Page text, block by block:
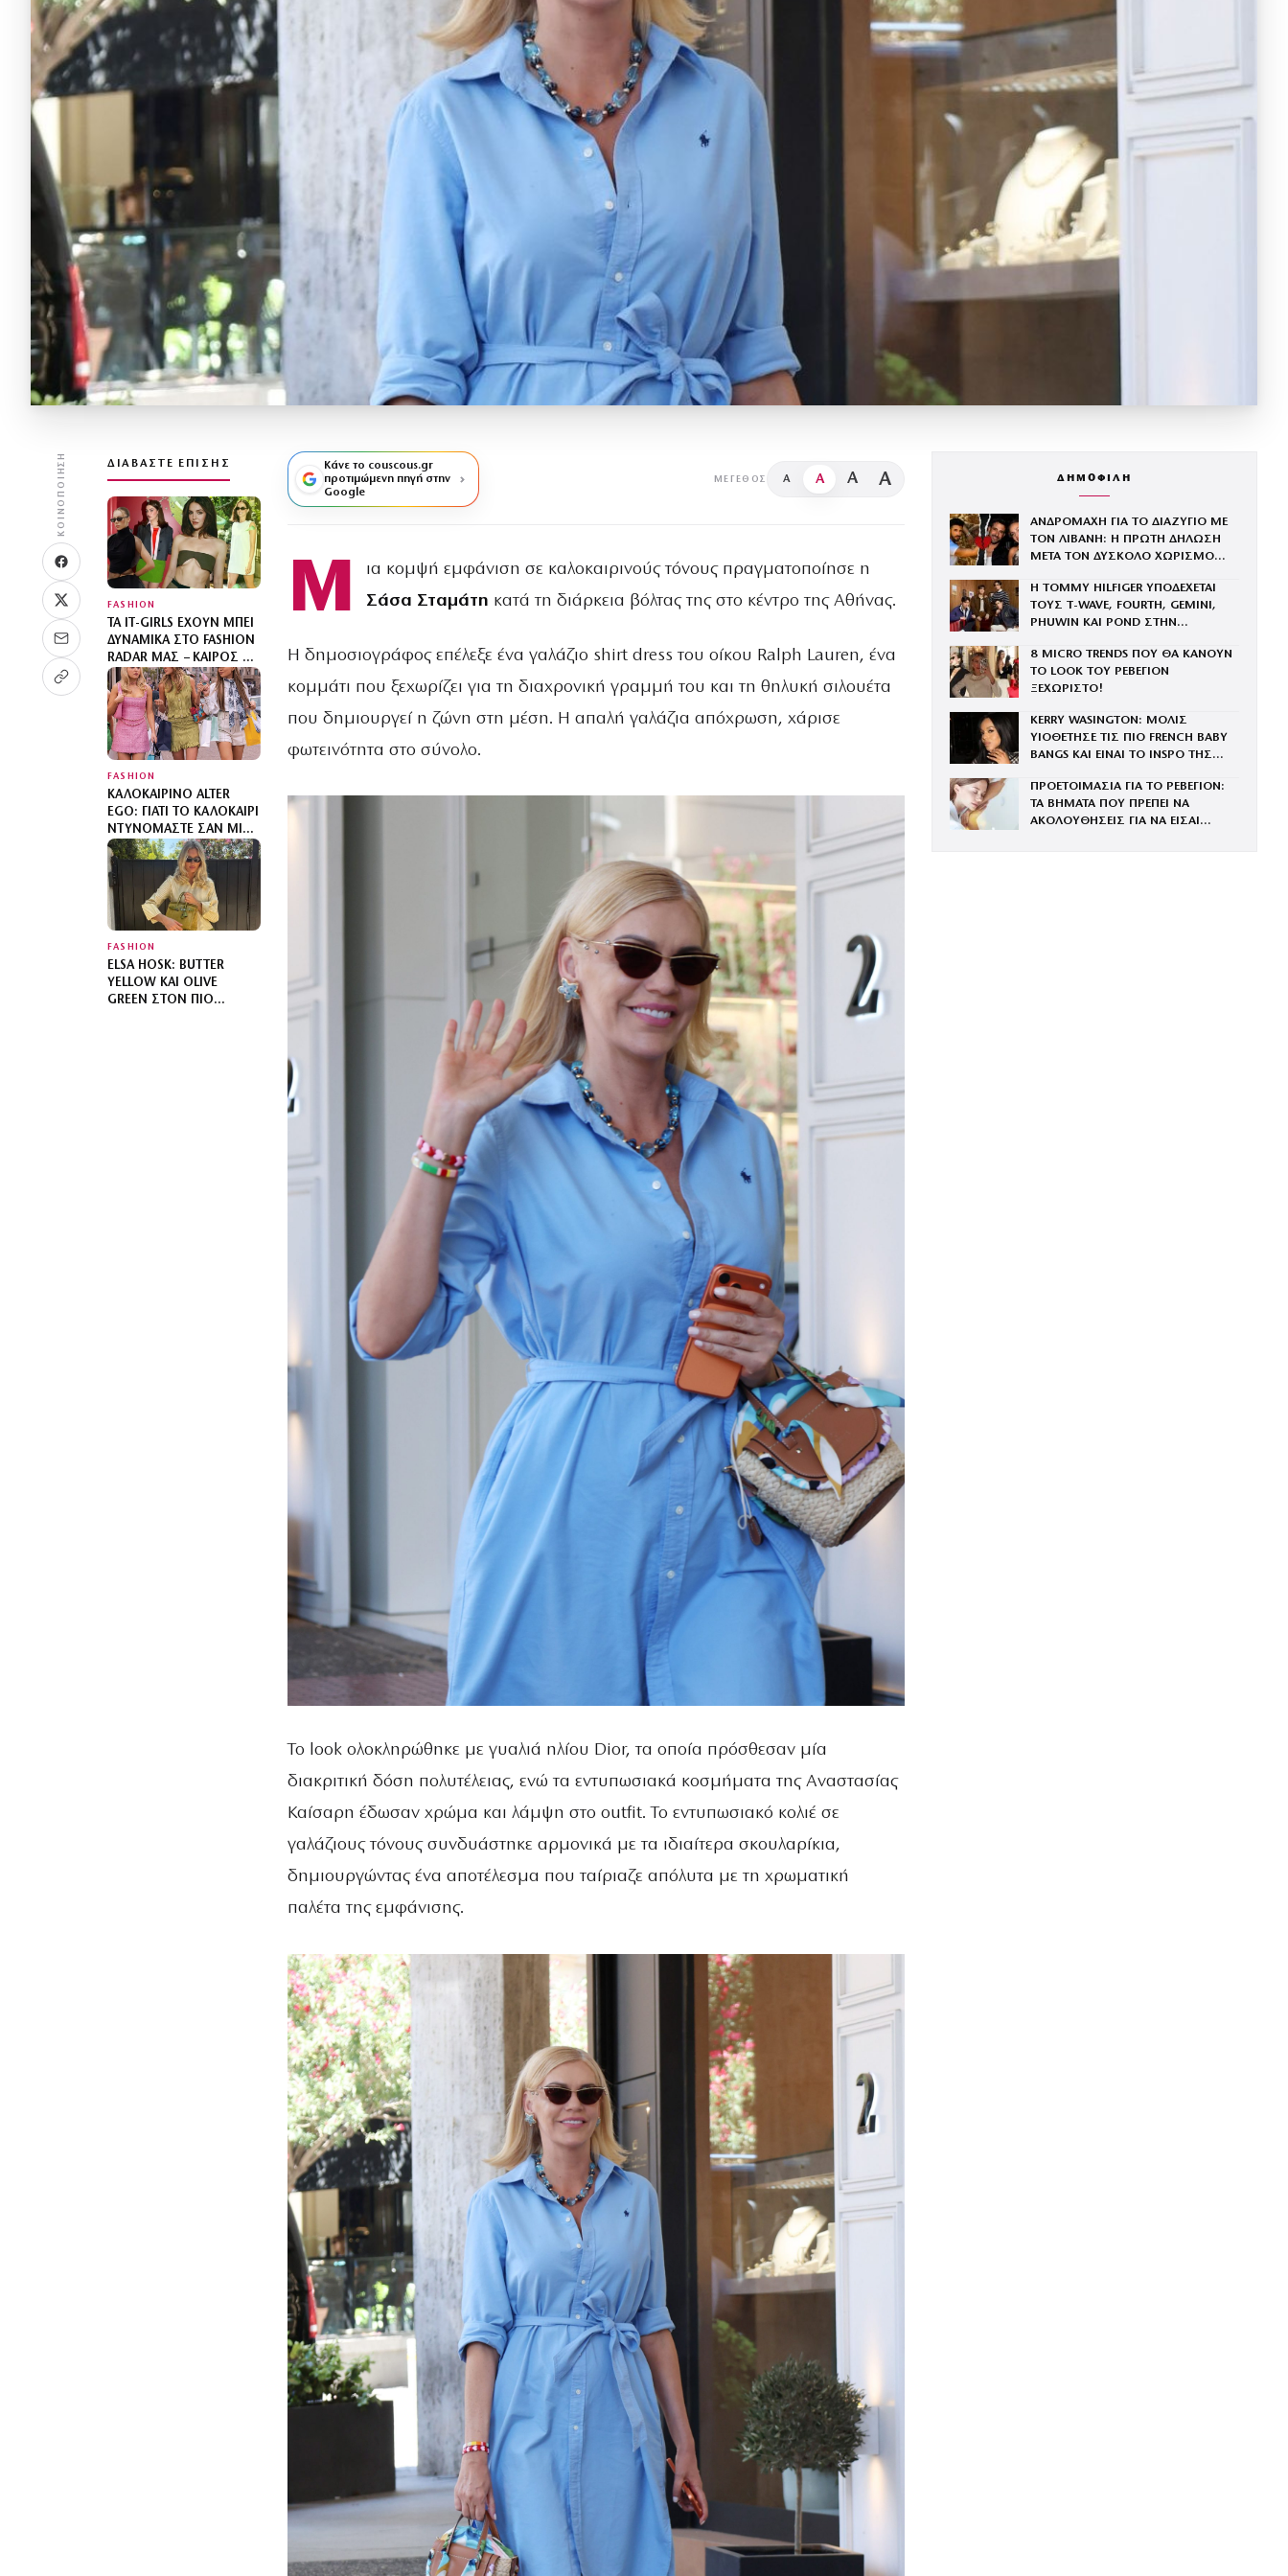
ΚΟΙΝΟΠΟΊΗΣΗ ΔΙΑΒΆΣΤΕ ΕΠΊΣΗΣ
FASHION
ΤΑ IT-GIRLS ΈΧΟΥΝ ΜΠΕΙ
ΔΥΝΑΜΙΚΆ ΣΤΟ FASHION
RADAR ΜΑΣ – ΚΑΙΡΌΣ ΝΑ
ΤΙΣ ΓΝΩΡΊΣΕΙΣ
FASHION
ΚΑΛΟΚΑΙΡΙΝΌ ALTER
EGO: ΓΙΑΤΊ ΤΟ ΚΑΛΟΚΑΊΡΙ
ΝΤΥΝΌΜΑΣΤΕ ΣΑΝ ΜΙΑ
«ΆΛΛΗ»;
FASHION
ELSA HOSK: BUTTER
YELLOW ΚΑΙ OLIVE
GREEN ΣΤΟΝ ΠΙΟ
Κάνε το couscous.gr
προτιμώμενη πηγή στην
Google
ΜΈΓΕΘΟΣ A A A A
Μ
ια κομψή εμφάνιση σε καλοκαιρινούς τόνους πραγματοποίησε η
Σάσα Σταμάτη κατά τη διάρκεια βόλτας της στο κέντρο της Αθήνας.
Η δημοσιογράφος επέλεξε ένα γαλάζιο shirt dress του οίκου Ralph Lauren, ένα
κομμάτι που ξεχωρίζει για τη διαχρονική γραμμή του και τη θηλυκή σιλουέτα
που δημιουργεί η ζώνη στη μέση. Η απαλή γαλάζια απόχρωση, χάρισε
φωτεινότητα στο σύνολο.
Το look ολοκληρώθηκε με γυαλιά ηλίου Dior, τα οποία πρόσθεσαν μία
διακριτική δόση πολυτέλειας, ενώ τα εντυπωσιακά κοσμήματα της Αναστασίας
Καίσαρη έδωσαν χρώμα και λάμψη στο outfit. Το εντυπωσιακό κολιέ σε
γαλάζιους τόνους συνδυάστηκε αρμονικά με τα ιδιαίτερα σκουλαρίκια,
δημιουργώντας ένα αποτέλεσμα που ταίριαζε απόλυτα με τη χρωματική
παλέτα της εμφάνισης.
ΔΗΜΟΦΙΛΗ
ΑΝΔΡΟΜΑΧΗ ΓΙΑ ΤΟ ΔΙΑΖΥΓΙΟ ΜΕ
ΤΟΝ ΛΙΒΑΝΗ: Η ΠΡΩΤΗ ΔΗΛΩΣΗ
ΜΕΤΑ ΤΟΝ ΔΥΣΚΟΛΟ ΧΩΡΙΣΜΟ
Η TOMMY HILFIGER ΥΠΟΔΕΧΕΤΑΙ
ΤΟΥΣ Τ-WAVE, FOURTH, GEMINI,
PHUWIN ΚΑΙ POND ΣΤΗΝ
8 MICRO TRENDS ΠΟΥ ΘΑ ΚΑΝΟΥΝ
ΤΟ LOOK ΤΟΥ ΡΕΒΕΓΙΟΝ
ΞΕΧΩΡΙΣΤΟ!
KERRY WASINGTON: ΜΟΛΙΣ
ΥΙΟΘΕΤΗΣΕ ΤΙΣ ΠΙΟ FRENCH BABY
BANGS ΚΑΙ ΕΙΝΑΙ ΤΟ INSPO ΤΗΣ
ΠΡΟΕΤΟΙΜΑΣΙΑ ΓΙΑ ΤΟ ΡΕΒΕΓΙΟΝ:
ΤΑ ΒΗΜΑΤΑ ΠΟΥ ΠΡΕΠΕΙ ΝΑ
ΑΚΟΛΟΥΘΗΣΕΙΣ ΓΙΑ ΝΑ ΕΙΣΑΙ